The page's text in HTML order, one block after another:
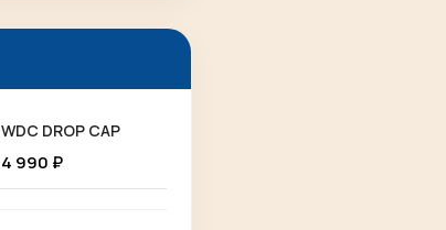
WDC DROP CAP
4 990 ₽